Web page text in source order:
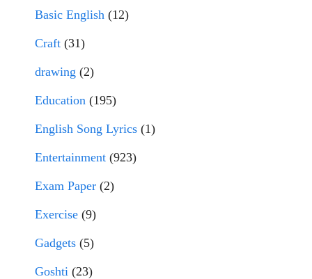
Basic English (12)
Craft (31)
drawing (2)
Education (195)
English Song Lyrics (1)
Entertainment (923)
Exam Paper (2)
Exercise (9)
Gadgets (5)
Goshti (23)